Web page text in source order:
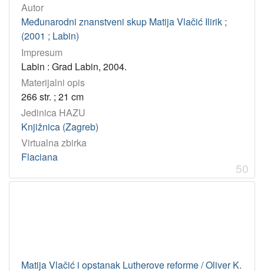
Autor
Međunarodni znanstveni skup Matija Vlačić Ilirik ;
(2001 ; Labin)
Impresum
Labin : Grad Labin, 2004.
Materijalni opis
266 str. ; 21 cm
Jedinica HAZU
Knjižnica (Zagreb)
Virtualna zbirka
Flaciana
50
Matija Vlačić i opstanak Lutherove reforme / Oliver K.